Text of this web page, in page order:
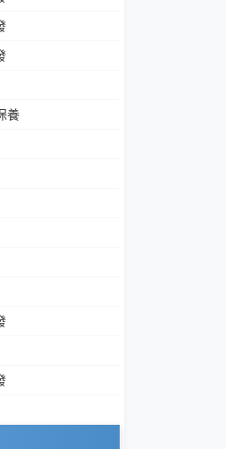
養